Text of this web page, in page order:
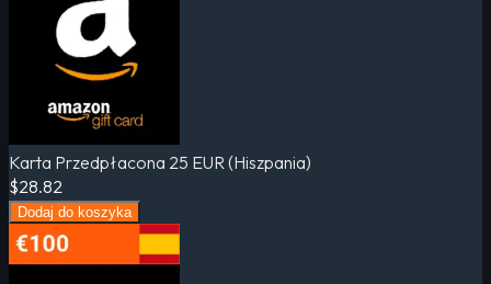
Karta Przedpłacona 25 EUR (Hiszpania)
$28.82
Dodaj do koszyka